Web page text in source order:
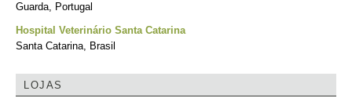
Guarda, Portugal
Hospital Veterinário Santa Catarina
Santa Catarina, Brasil
LOJAS